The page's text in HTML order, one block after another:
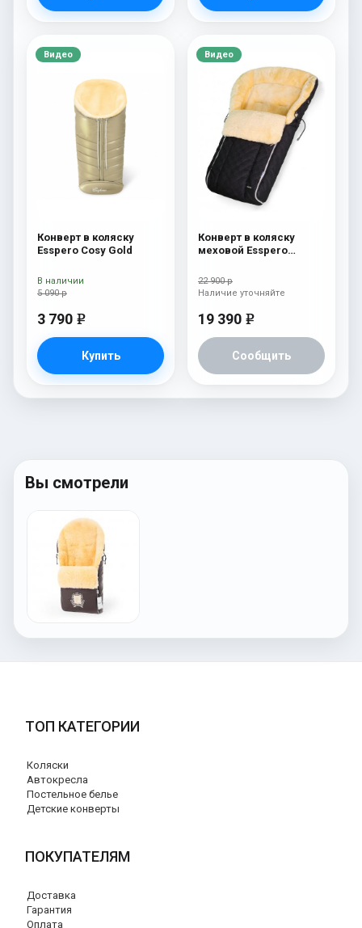
Видео
Конверт в коляску
Esspero Cosy Gold
5 090 р
3 790 e
Купить
В наличии
Видео
Конверт в коляску
меховой Esspero
(натуральная овчина)
Diamond
22 900 р
19 390 e
Сообщить
Наличие уточняйте
Вы смотрели
ТОП КАТЕГОРИИ
Коляски
Автокресла
Постельное белье
Детские конверты
ПОКУПАТЕЛЯМ
Доставка
Гарантия
Оплата